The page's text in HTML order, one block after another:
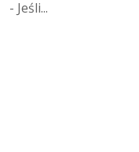
- Jeśli...